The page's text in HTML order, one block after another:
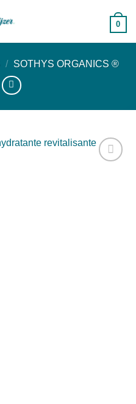
0
/ SOTHYS ORGANICS ®